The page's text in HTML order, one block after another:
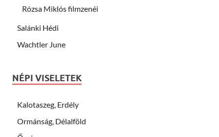
Rózsa Miklós filmzenéi
Salánki Hédi
Wachtler June
NÉPI VISELETEK
Kalotaszeg, Erdély
Ormánság, Délalföld